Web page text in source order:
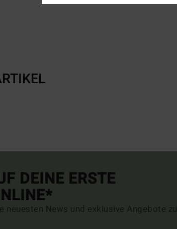
DEINE ERSTE
neuesten News und exklusive Angebote zu